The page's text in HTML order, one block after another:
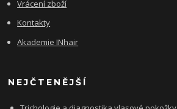
Vrácení zboží
Kontakty
Akademie INhair
NEJČTENĚJŠÍ